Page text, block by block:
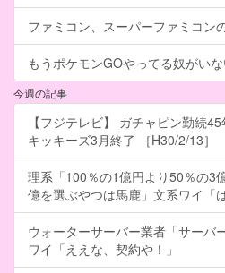
ファミコン、スーパーファミコン
もうポケモンGOやってる奴がい
今週の記事
【フジテレビ】 ガチャピン勤続
キッキーズ3月終了 ［H30/2/13］
理系「100％の1億円より50％の3
億を選ぶやつは馬鹿」文系ワイ「
ウォーターサーバー業者「サーバ
ワイ「ええな、契約や！」